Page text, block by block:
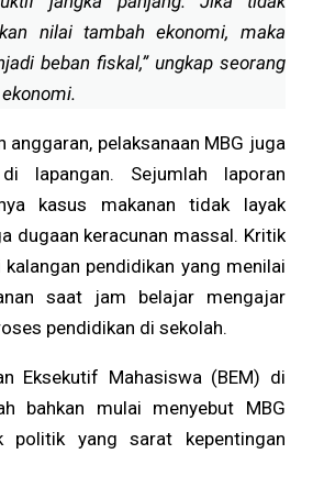
nilai tambah ekonomi, maka
beban fiskal,” ungkap seorang
anggaran, pelaksanaan MBG juga
lapangan. Sejumlah laporan
kasus makanan tidak layak
dugaan keracunan massal. Kritik
pendidikan yang menilai
saat jam belajar mengajar
pendidikan di sekolah.
Eksekutif Mahasiswa (BEM) di
bahkan mulai menyebut MBG
politik yang sarat kepentingan